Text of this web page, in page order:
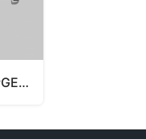
【文化创意】上海几可设计GEO案例